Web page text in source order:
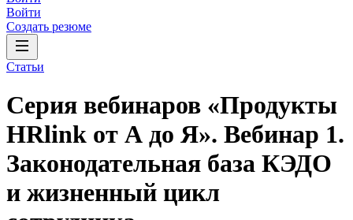
Войти
Создать резюме
Статьи
Серия вебинаров «Продукты
HRlink от А до Я». Вебинар 1.
Законодательная база КЭДО
и жизненный цикл